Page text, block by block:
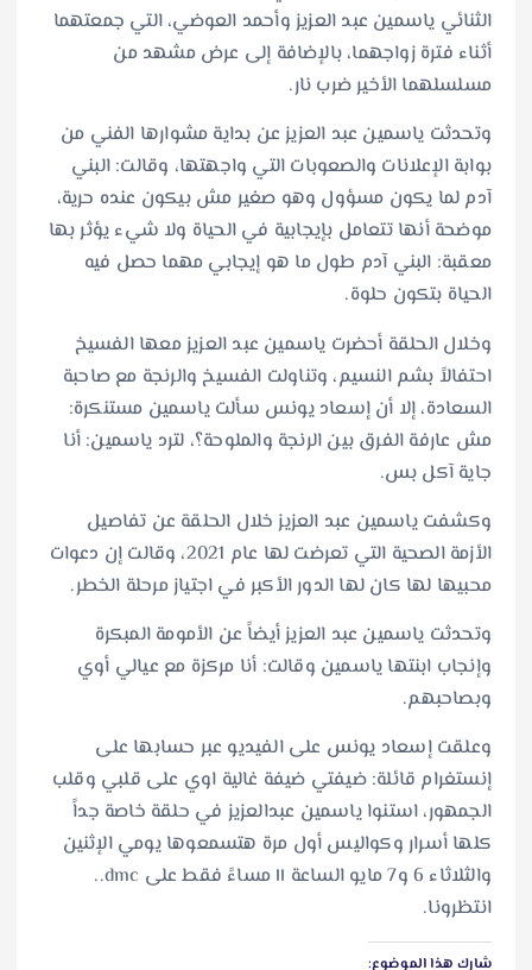
الثنائي ياسمين عبد العزيز وأحمد العوضي، التي جمعتهما
أثناء فترة زواجهما، بالإضافة إلى عرض مشهد من
مسلسلهما الأخير ضرب نار.
وتحدثت ياسمين عبد العزيز عن بداية مشوارها الفني من
بوابة الإعلانات والصعوبات التي واجهتها، وقالت: البني
آدم لما يكون مسؤول وهو صغير مش بيكون عنده حرية،
موضحة أنها تتعامل بإيجابية في الحياة ولا شيء يؤثر بها
معقبة: البني آدم طول ما هو إيجابي مهما حصل فيه
الحياة بتكون حلوة.
وخلال الحلقة أحضرت ياسمين عبد العزيز معها الفسيخ
احتفالاً بشم النسيم، وتناولت الفسيخ والرنجة مع صاحبة
السعادة، إلا أن إسعاد يونس سألت ياسمين مستنكرة:
مش عارفة الفرق بين الرنجة والملوحة؟، لترد ياسمين: أنا
جاية آكل بس.
وكشفت ياسمين عبد العزيز خلال الحلقة عن تفاصيل
الأزمة الصحية التي تعرضت لها عام 2021، وقالت إن دعوات
محبيها لها كان لها الدور الأكبر في اجتياز مرحلة الخطر.
وتحدثت ياسمين عبد العزيز أيضاً عن الأمومة المبكرة
وإنجاب ابنتها ياسمين وقالت: أنا مركزة مع عيالي أوي
وبصاحبهم.
وعلقت إسعاد يونس على الفيديو عبر حسابها على
إنستغرام قائلة: ضيفتي ضيفة غالية اوي على قلبي وقلب
الجمهور، استنوا ياسمين عبدالعزيز في حلقة خاصة جداً
كلها أسرار وكواليس أول مرة هتسمعوها يومي الإثنين
والثلاثاء 6 و7 مايو الساعة ١١ مساءً فقط على dmc..
انتظرونا.
شارك هذا الموضوع: